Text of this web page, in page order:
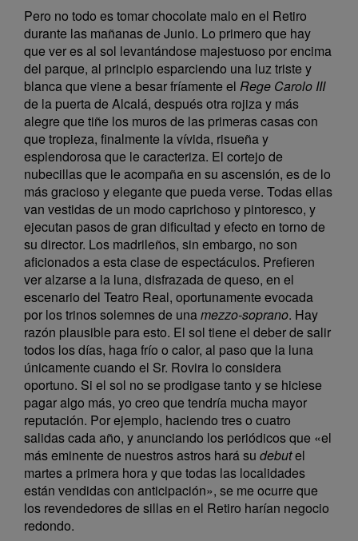
Pero no todo es tomar chocolate malo en el Retiro
durante las mañanas de Junio. Lo primero que hay
que ver es al sol levantándose majestuoso por encima
del parque, al principio esparciendo una luz triste y
blanca que viene a besar fríamente el Rege Carolo III
de la puerta de Alcalá, después otra rojiza y más
alegre que tiñe los muros de las primeras casas con
que tropieza, finalmente la vívida, risueña y
esplendorosa que le caracteriza. El cortejo de
nubecillas que le acompaña en su ascensión, es de lo
más gracioso y elegante que pueda verse. Todas ellas
van vestidas de un modo caprichoso y pintoresco, y
ejecutan pasos de gran dificultad y efecto en torno de
su director. Los madrileños, sin embargo, no son
aficionados a esta clase de espectáculos. Prefieren
ver alzarse a la luna, disfrazada de queso, en el
escenario del Teatro Real, oportunamente evocada
por los trinos solemnes de unamezzo-soprano. Hay
razón plausible para esto. El sol tiene el deber de salir
todos los días, haga frío o calor, al paso que la luna
únicamente cuando el Sr. Rovira lo considera
oportuno. Si el sol no se prodigase tanto y se hiciese
pagar algo más, yo creo que tendría mucha mayor
reputación. Por ejemplo, haciendo tres o cuatro
salidas cada año, y anunciando los periódicos que «el
más eminente de nuestros astros hará su debutel
martes a primera hora y que todas las localidades
están vendidas con anticipación», se me ocurre que
los revendedores de sillas en el Retiro harían negocio
redondo.